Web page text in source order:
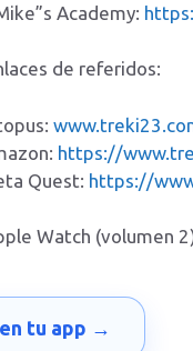
Academy:
de referidos:
https://
Quest: https://
Watch (volumen
tu app →